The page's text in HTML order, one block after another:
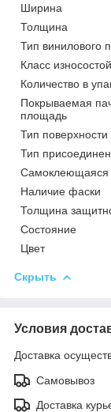
Ширина
Толщина
Тип винилового
Класс
Количество в
Покрываемая
площадь
Тип поверхности
Тип
Самоклеющаяся
Наличие фаски
Толщина
Состояние
Цвет
Скрыть
Условия
Доставка
Самовывоз
Доставка